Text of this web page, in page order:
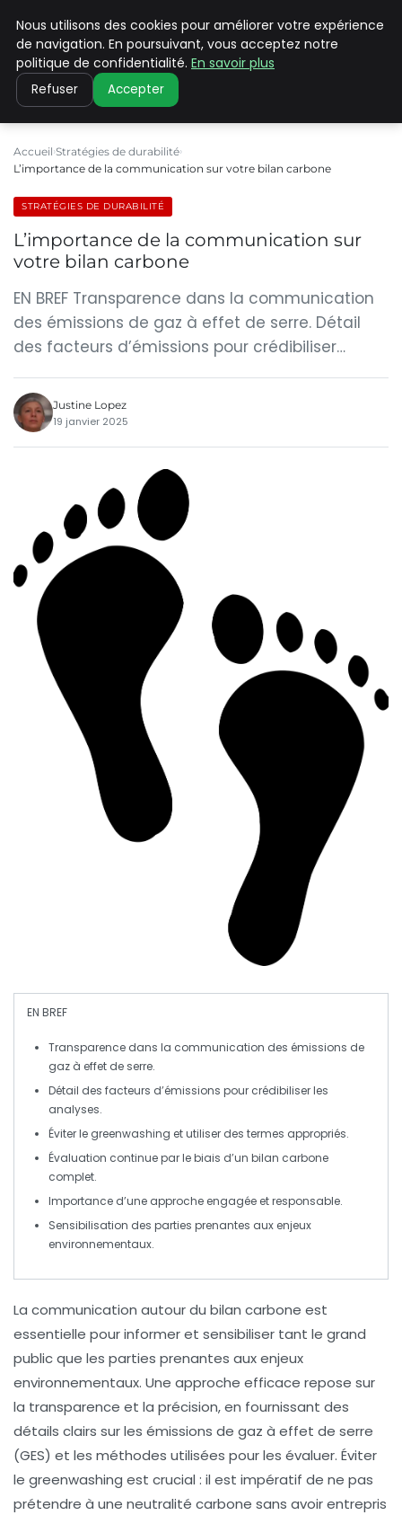
CLIMATE C ADVANCED
Accueil Stratégies de durabilité
L’importance de la communication sur votre bilan carbone
STRATÉGIES DE DURABILITÉ
L’importance de la communication sur
votre bilan carbone
EN BREF Transparence dans la communication
des émissions de gaz à effet de serre. Détail
des facteurs d’émissions pour crédibiliser…
Justine Lopez
19 janvier 2025
EN BREF
Transparence dans la communication des émissions de
gaz à effet de serre.
Détail des facteurs d’émissions pour crédibiliser les
analyses.
Éviter le greenwashing et utiliser des termes appropriés.
Évaluation continue par le biais d’un bilan carbone
complet.
Importance d’une approche engagée etresponsable.
Sensibilisation des parties prenantes aux enjeux
environnementaux.
La communication autour du bilan carbone est
essentielle pour informer et sensibiliser tant le grand
public que les parties prenantes aux enjeux
environnementaux. Une approche efficace repose sur
la transparence et la précision, en fournissant des
détails clairs sur les émissions de gaz à effet de serre
(GES) et les méthodes utilisées pour les évaluer. Éviter
le greenwashing est crucial : il est impératif de ne pas
prétendre à une neutralité carbone sans avoir entrepris
Nous utilisons des cookies pour améliorer votre expérience
de navigation. En poursuivant, vous acceptez notre
politique de confidentialité. En savoir plus
Refuser Accepter